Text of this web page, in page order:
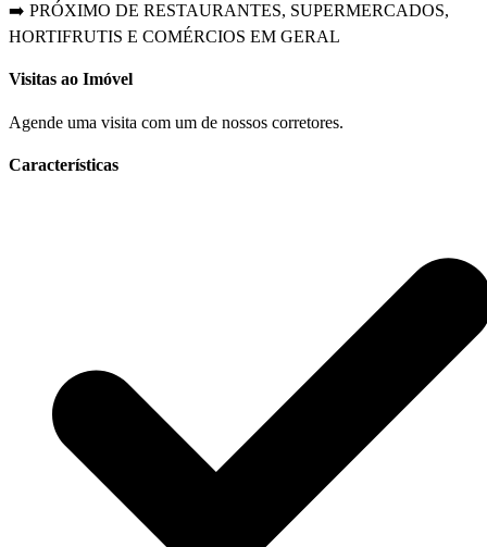
➡️ PRÓXIMO DE RESTAURANTES, SUPERMERCADOS,
HORTIFRUTIS E COMÉRCIOS EM GERAL
Visitas ao Imóvel
Agende uma visita com um de nossos corretores.
Características